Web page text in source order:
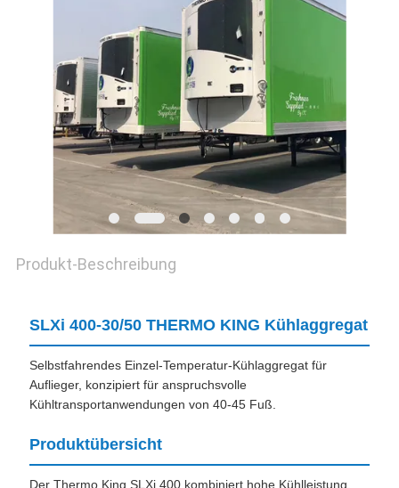
Produkt-Beschreibung
SLXi 400-30/50 THERMO KING Kühlaggregat
Selbstfahrendes Einzel-Temperatur-Kühlaggregat für
Auflieger, konzipiert für anspruchsvolle
Kühltransportanwendungen von 40-45 Fuß.
Produktübersicht
Der Thermo King SLXi 400 kombiniert hohe Kühlleistung,